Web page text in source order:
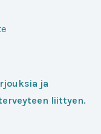
ja
liittyen.